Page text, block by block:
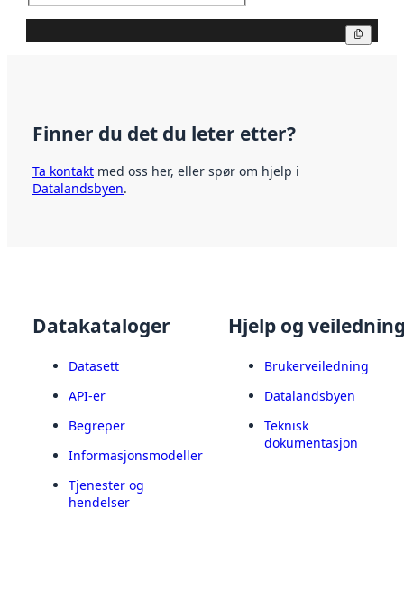
Finner du det du leter etter?
Ta kontakt med oss her, eller spør om hjelp i
Datalandsbyen.
Datakataloger
Datasett
API-er
Begreper
Informasjonsmodeller
Tjenester og
hendelser
Hjelp og
Brukerveiledning
Datalandsbyen
Teknisk
dokumentasjon